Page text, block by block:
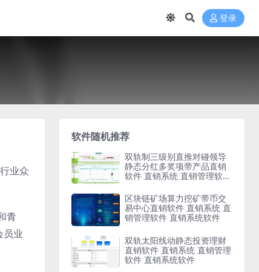
登录
业众
青
员业
软件随机推荐
双轨制三级别直推对碰领导
静态分红多奖项带产品直销
软件 直销系统 直销管理软件
区块链矿场算力挖矿带币交
易中心直销软件 直销系统 直
销管理软件 直销系统软件
双轨太阳线动静态投资理财
直销软件 直销系统 直销管理
软件 直销系统软件